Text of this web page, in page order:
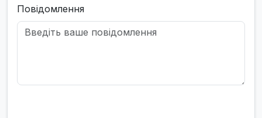
Повідомлення